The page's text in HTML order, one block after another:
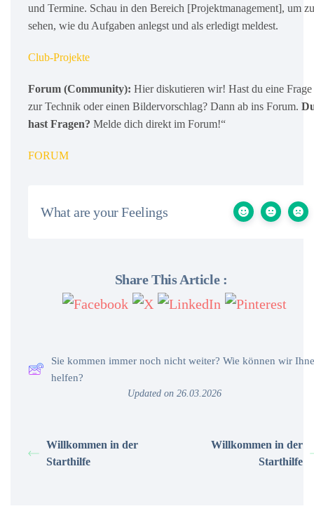
und Termine. Schau in den Bereich [Projektmanagement], um zu
sehen, wie du Aufgaben anlegst und als erledigt meldest.
Club-Projekte
Forum (Community): Hier diskutieren wir! Hast du eine Frage
zur Technik oder einen Bildervorschlag? Dann ab ins Forum.
hast Fragen? Melde dich direkt im Forum!“
FORUM
What are your Feelings
Share This Article :
Sie kommen immer noch nicht weiter? Wie können wir
helfen?
Updated on 26.03.2026
Willkommen in der
Starthilfe
Willkommen in der
Starthilfe